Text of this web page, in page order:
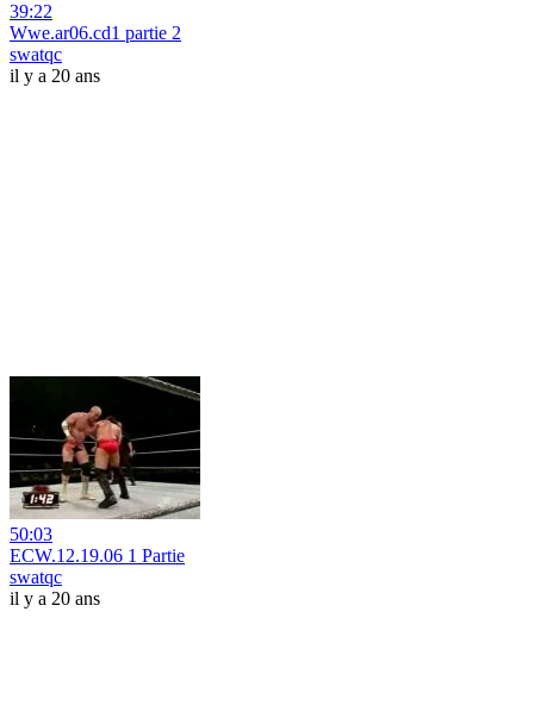
39:22
Wwe.ar06.cd1 partie 2
swatqc
il y a 20 ans
50:03
ECW.12.19.06 1 Partie
swatqc
il y a 20 ans